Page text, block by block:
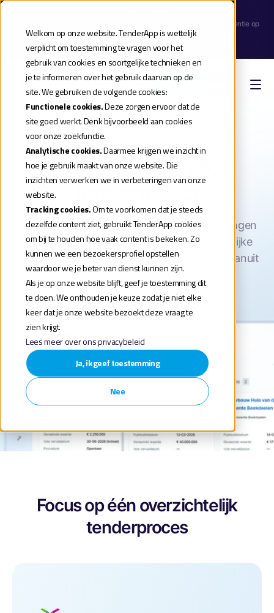
Welkom op onze website. TenderApp is wettelijk
verplicht om toestemming te vragen voor het
gebruik van cookies en soortgelijke technieken en
je te informeren over het gebruik daarvan op de
site. We gebruiken de volgende cookies:
Functionele cookies.Deze zorgen ervoor dat de
site goed werkt. Denk bijvoorbeeld aan cookies
voor onze zoekfunctie.
Analytische cookies.Daarmee krijgen we inzicht in
hoe je gebruik maakt van onze website. Die
inzichten verwerken we in verbeteringen van onze
website.
Tracking cookies.Om te voorkomen dat je steeds
dezelfde content ziet, gebruikt TenderApp cookies
om bij te houden hoe vaak content is bekeken. Zo
kunnen we een bezoekersprofiel opstellen
waardoor we je beter van dienst kunnen zijn.
Als je op onze website blijft, geef je toestemming dit
te doen. We onthouden je keuze zodat je niet elke
keer dat je onze website bezoekt deze vraag te
zien krijgt.
Lees meer over ons privacybeleid
Ja, ik geef toestemming
Nee
| Meld je aan voor de release webinar van onze TenderApp Scale licentie op
donderdag 10 september |
Reserveer je plek
Boek een demo
Bid Management
Houd grip op elk
tendertraject
TenderApp helpt je om lopende aanbestedingen
overzichtelijk te managen. Werk met duidelijke
fases, leg acties vast en bewaak deadlines vanuit
één centrale omgeving.
Focus op één overzichtelijk
tenderproces